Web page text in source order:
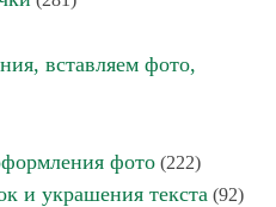
вставляем фото,
фото (222)
и украшения текста (92)